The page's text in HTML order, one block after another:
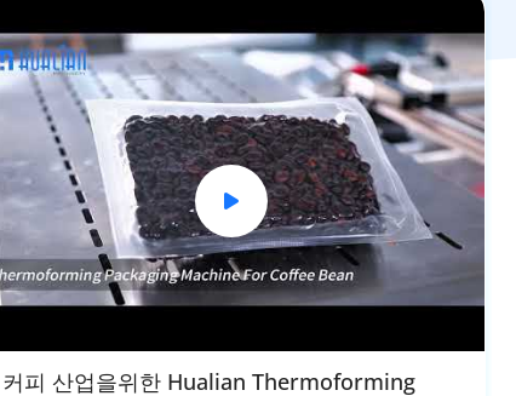
커피 산업을위한 Hualian Thermoforming